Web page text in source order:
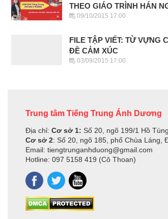
THEO GIÁO TRÌNH HÁN
09/10/2015 17:00
FILE TẬP VIẾT: TỪ VỰNG
ĐỀ CẢM XÚC
03/09/2015 17:00
Trung tâm Tiếng Trung Ánh Dương
Địa chỉ: Cơ sở 1: Số 20, ngõ 199/1 Hồ
Cơ sở 2: Số 20, ngõ 185, phố Chùa Láng,
Email: tiengtrunganhduong@gmail.com
Hotline: 097 5158 419 (Cô Thoan)